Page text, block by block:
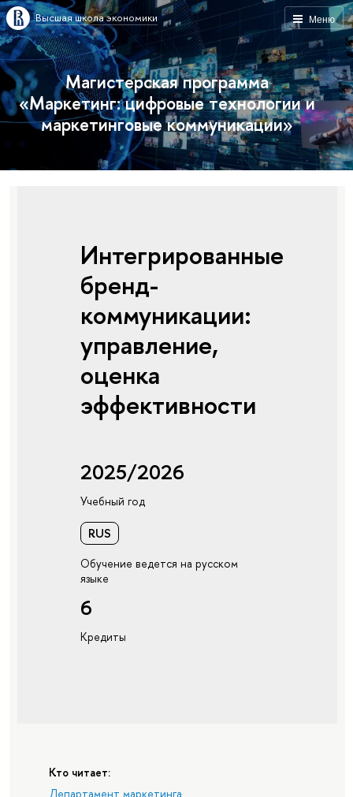
Меню
Высшая школа экономики
Магистерская программа
«Маркетинг: цифровые технологии и
маркетинговые коммуникации»
Интегрированные
бренд-
коммуникации:
управление,
оценка
эффективности
2025/2026
Учебный год
RUS
Обучение ведется на русском
языке
6
Кредиты
Кто читает:
Департамент маркетинга